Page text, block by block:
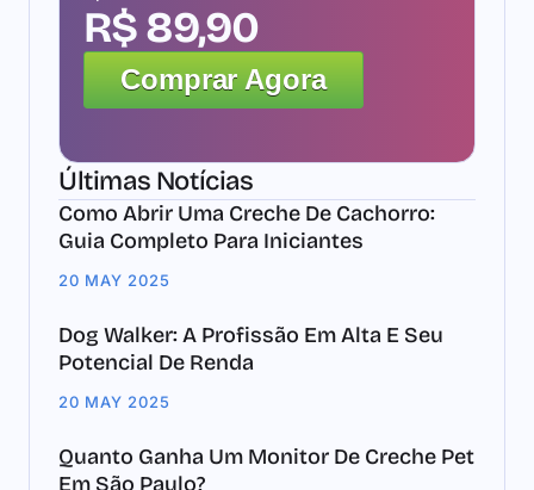
R$ 89,90
Comprar Agora
Últimas Notícias
Como Abrir Uma Creche De Cachorro:
Guia Completo Para Iniciantes
20 MAY 2025
Dog Walker: A Profissão Em Alta E Seu
Potencial De Renda
20 MAY 2025
Quanto Ganha Um Monitor De Creche Pet
Em São Paulo?